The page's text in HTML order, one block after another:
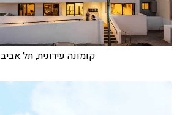
קומונה עירונית, תל אביב